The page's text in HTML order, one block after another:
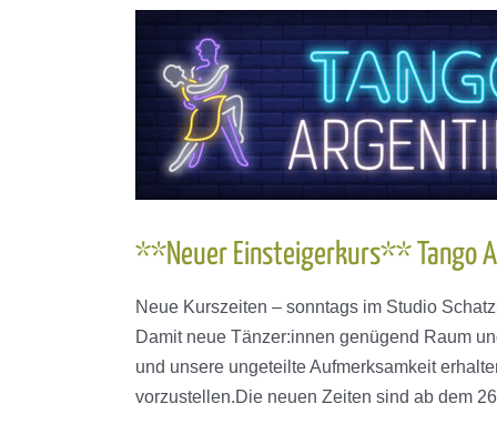
**Neuer Einsteigerkurs** Tango
Neue Kurszeiten – sonntags im Studio
Damit neue Tänzer:innen genügend Raum
und unsere ungeteilte Aufmerksamkeit
vorzustellen.Die neuen Zeiten sind ab dem